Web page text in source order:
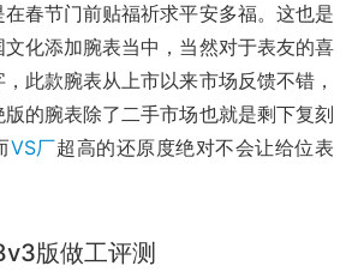
春节门前贴福祈求平安多福。这也是
化添加腕表当中，当然对于表友的喜
此款腕表从上市以来市场反馈不错，
的腕表除了二手市场也就是剩下复刻
VS厂超高的还原度绝对不会让给位表
版做工评测